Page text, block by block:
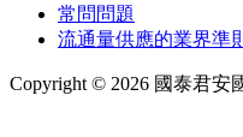
常問問題
流通量供應的業界準
Copyright © 2026 國泰君安